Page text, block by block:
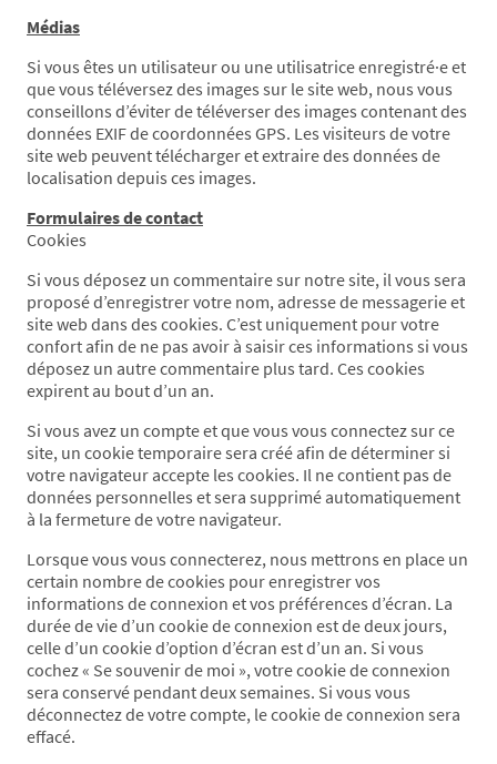
Médias
Si vous êtes un utilisateur ou une utilisatrice enregistré·e et
que vous téléversez des images sur le site web, nous vous
conseillons d’éviter de téléverser des images contenant des
données EXIF de coordonnées GPS. Les visiteurs de votre
site web peuvent télécharger et extraire des données de
localisation depuis ces images.
Formulaires de contact
Cookies
Si vous déposez un commentaire sur notre site, il vous sera
proposé d’enregistrer votre nom, adresse de messagerie et
site web dans des cookies. C’est uniquement pour votre
confort afin de ne pas avoir à saisir ces informations si vous
déposez un autre commentaire plus tard. Ces cookies
expirent au bout d’un an.
Si vous avez un compte et que vous vous connectez sur ce
site, un cookie temporaire sera créé afin de déterminer si
votre navigateur accepte les cookies. Il ne contient pas de
données personnelles et sera supprimé automatiquement
à la fermeture de votre navigateur.
Lorsque vous vous connecterez, nous mettrons en place un
certain nombre de cookies pour enregistrer vos
informations de connexion et vos préférences d’écran. La
durée de vie d’un cookie de connexion est de deux jours,
celle d’un cookie d’option d’écran est d’un an. Si vous
cochez « Se souvenir de moi », votre cookie de connexion
sera conservé pendant deux semaines. Si vous vous
déconnectez de votre compte, le cookie de connexion sera
effacé.